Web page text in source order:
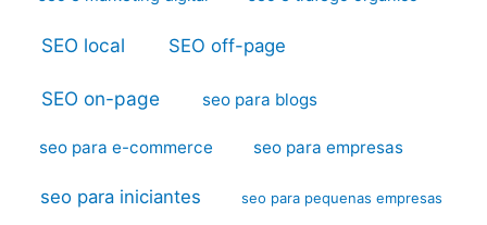
SEO local SEO off-page
SEO on-page seo para blogs
seo para e-commerce seo para empresas
seo para iniciantes seo para pequenas empresas